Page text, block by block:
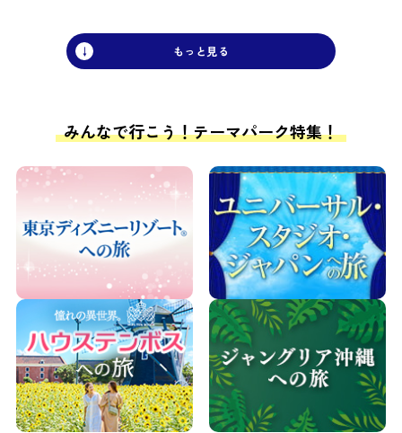
みんなで行こう！テーマパーク特集！